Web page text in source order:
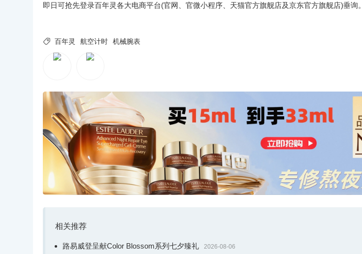
即日可抢先登录百年灵各大电商平台(官网、官微小程序、天猫官方旗舰店及京东官方旗舰店)垂询。
 百年灵 航空计时 机械腕表
相关推荐
路易威登呈献Color Blossom系列七夕臻礼 2026-08-06